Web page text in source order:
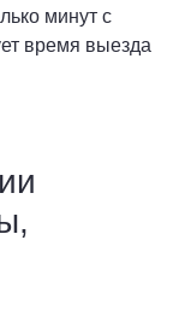
минут с
время выезда